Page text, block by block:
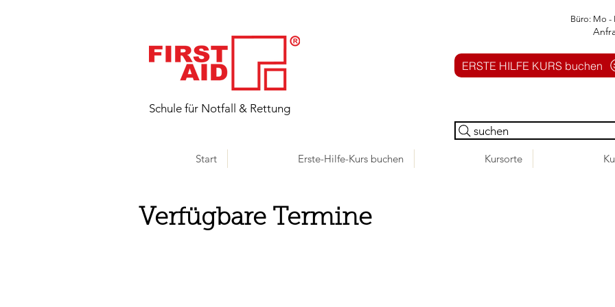
​Schule für Notfall & Rettung
Büro: Mo -
ERSTE HILFE KURS buchen
suchen
Start Erste-Hilfe-Kurs buchen Kursorte
Verfügbare Termine